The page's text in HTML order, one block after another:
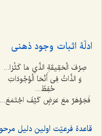
ادلّۀ اثبات وجود ذهنی
صِرْفَ الْحَقِيقَةِ الذَّي مَا كَثُرٰا...
وَ الذَّاتُ فِی أَنْحَا الْوُجُودَاتِ
حُفِظَ...
فَجَوْهَرٌ مَعَ عَرَضٍ کَیْفَ اجْتَمَعَ...
قاعدۀ فرعیّت اولین دلیل